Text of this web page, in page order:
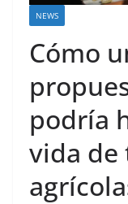
NEWS
Cómo
podría
vida de